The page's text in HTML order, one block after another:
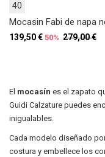
40
Mocasin Fabi de napa
279,00 €
139,50 € 50%
El mocasín es el zapato
Guidi Calzature puedes
inigualables.
Cada modelo diseñado
costura y embellece los